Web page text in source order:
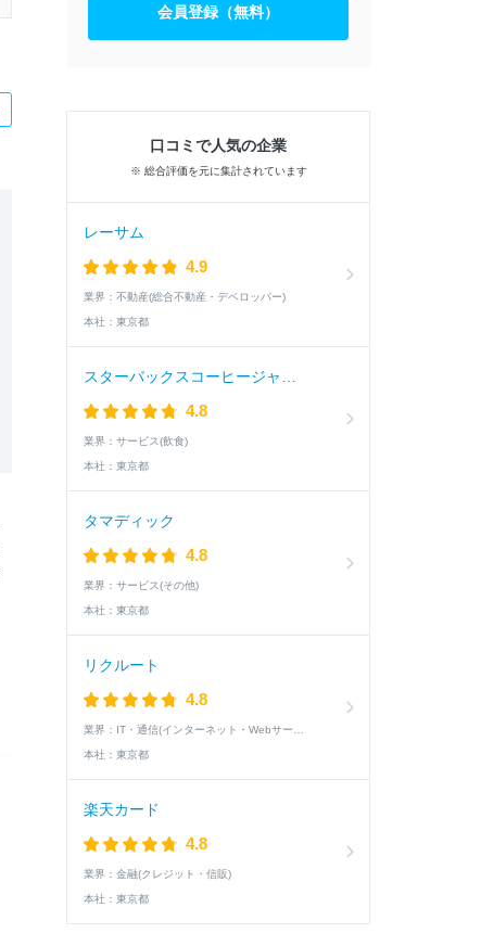
会員登録（無料）
口コミで人気の企業
※ 総合評価を元に集計されています
レーサム
4.9
業界： 不動産(総合不動産・デベロッパー)
本社： 東京都
4.8
業界： サービス(飲食)
本社： 東京都
タマディック
4.8
業界： サービス(その他)
本社： 東京都
リクルート
4.8
業界：
本社： 東京都
楽天カード
4.8
業界： 金融(クレジット・信販)
本社： 東京都